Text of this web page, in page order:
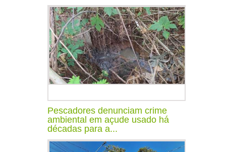
Pescadores denunciam crime
ambiental em açude usado há
décadas para a...